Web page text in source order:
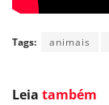
Tags: animais
Leia também